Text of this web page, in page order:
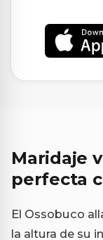
Maridaje
perfecta
El Ossobuco
la altura de su